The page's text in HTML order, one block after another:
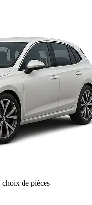
de pièces